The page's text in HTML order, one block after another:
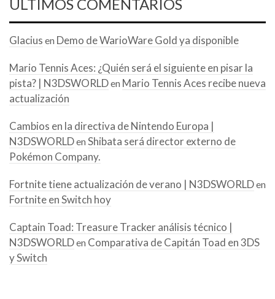
ÚLTIMOS COMENTARIOS
Glacius en Demo de WarioWare Gold ya disponible
Mario Tennis Aces: ¿Quién será el siguiente en pisar la
pista? | N3DSWORLDen Mario Tennis Aces recibe nueva
actualización
Cambios en la directiva de Nintendo Europa |
N3DSWORLDen Shibata será director externo de
Pokémon Company.
Fortnite tiene actualización de verano | N3DSWORLDen
Fortnite en Switch hoy
Captain Toad: Treasure Tracker análisis técnico |
N3DSWORLDen Comparativa de Capitán Toad en 3DS
y Switch